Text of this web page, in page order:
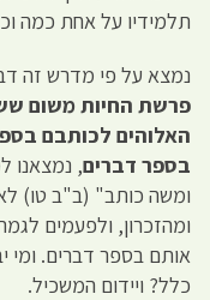
תלמידיו על אחת כמה
נמצא על פי מדרש זה
פרשת החיות משום
האלוהים לכותבם
בספר דברים, נמצאנו
ומשה כותב" (ב"ב טו)
ומהזכרון, ולפעמים
אותם בספר דברים. ומי
כלל? ויידום המשכיל.